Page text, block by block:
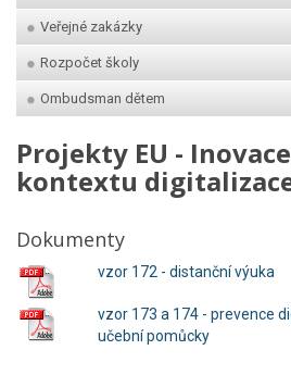
Veřejné zakázky
Rozpočet školy
Ombudsman dětem
Projekty EU -
kontextu
Dokumenty
vzor 172 - distanční výuka
vzor 173 a 174 - prevence
učební pomůcky